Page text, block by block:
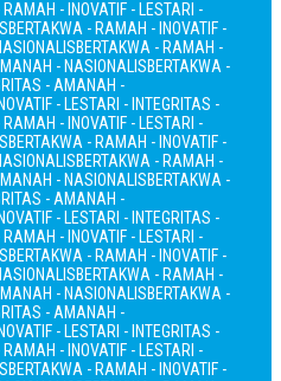
RAMAH - INOVATIF - LESTARI -
BERTAKWA - RAMAH - INOVATIF -
BERTAKWA - RAMAH -
- NASIONALISBERTAKWA -
- AMANAH -
- LESTARI - INTEGRITAS -
RAMAH - INOVATIF - LESTARI -
BERTAKWA - RAMAH - INOVATIF -
BERTAKWA - RAMAH -
- NASIONALISBERTAKWA -
- AMANAH -
- LESTARI - INTEGRITAS -
RAMAH - INOVATIF - LESTARI -
BERTAKWA - RAMAH - INOVATIF -
BERTAKWA - RAMAH -
- NASIONALISBERTAKWA -
- AMANAH -
- LESTARI - INTEGRITAS -
RAMAH - INOVATIF - LESTARI -
BERTAKWA - RAMAH - INOVATIF -